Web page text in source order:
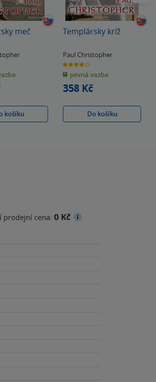
meč
košíku
Templársky kríž
Paul Christopher
4.0
z
5
hvězdiček
pevná vazba
358 Kč
Do košíku
prodejní cena: 0 Kč